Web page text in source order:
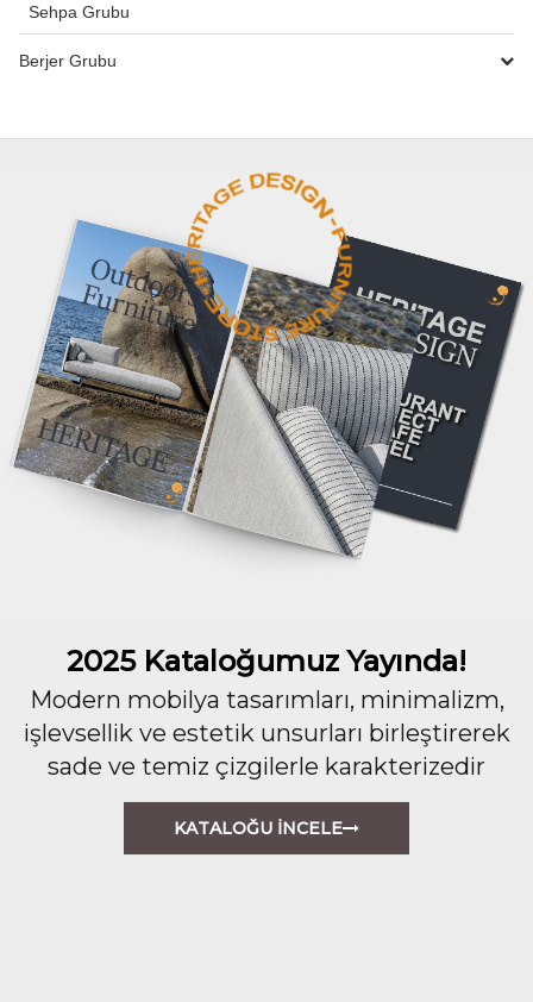
Sehpa Grubu
Berjer Grubu
2025 Kataloğumuz Yayında!
Modern mobilya tasarımları, minimalizm,
işlevsellik ve estetik unsurları birleştirerek
sade ve temiz çizgilerle karakterizedir
KATALOĞU İNCELE